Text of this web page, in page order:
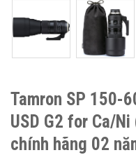
Tamron SP 150-
USD G2 for Ca/
chính hãng 02